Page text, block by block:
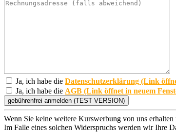
Ja, ich habe die Datenschutzerklärung (Link
Ja, ich habe die AGB (Link öffnet in neuem
Wenn Sie keine weitere Kurswerbung von uns
Im Falle eines solchen Widerspruchs werden wir Ihre